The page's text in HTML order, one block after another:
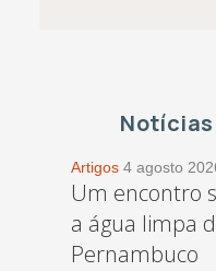
Artigos 4 agosto
Um encontro
a água limpa
Pernambuco